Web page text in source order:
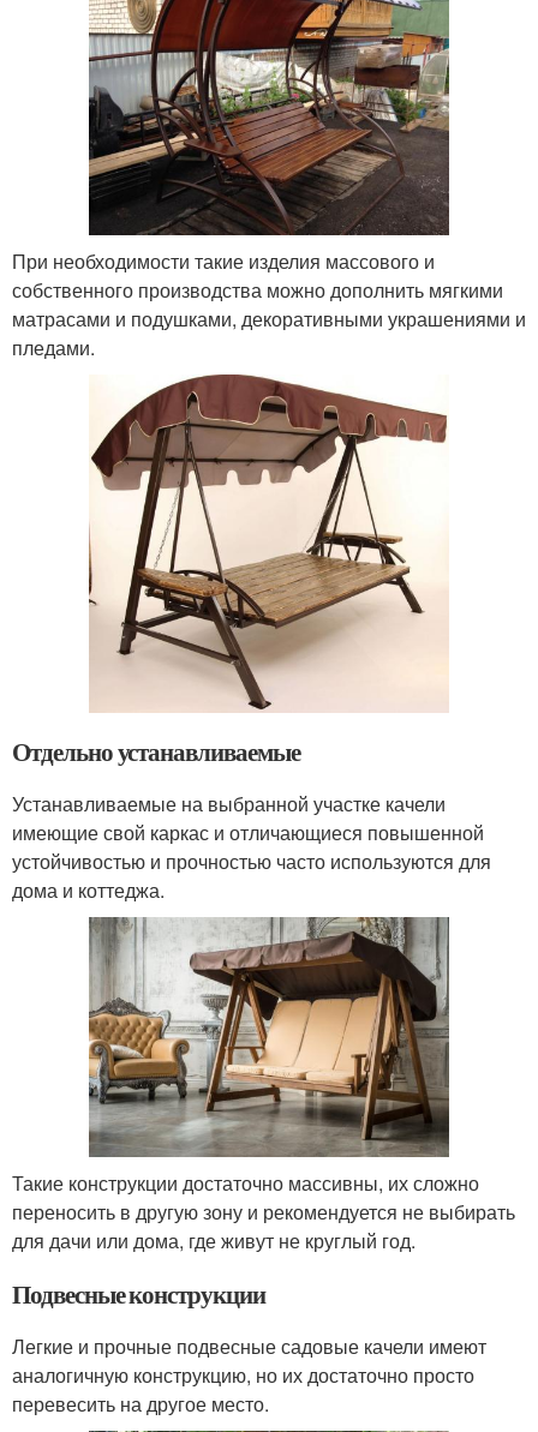
При необходимости такие изделия массового и
собственного производства можно дополнить мягкими
матрасами и подушками, декоративными украшениями и
пледами.
Отдельно устанавливаемые
Устанавливаемые на выбранной участке качели
имеющие свой каркас и отличающиеся повышенной
устойчивостью и прочностью часто используются для
дома и коттеджа.
Такие конструкции достаточно массивны, их сложно
переносить в другую зону и рекомендуется не выбирать
для дачи или дома, где живут не круглый год.
Подвесные конструкции
Легкие и прочные подвесные садовые качели имеют
аналогичную конструкцию, но их достаточно просто
перевесить на другое место.